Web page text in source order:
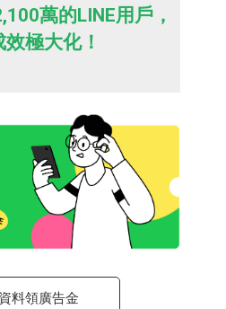
萬的LINE用戶，
極大化！
料領廣告金